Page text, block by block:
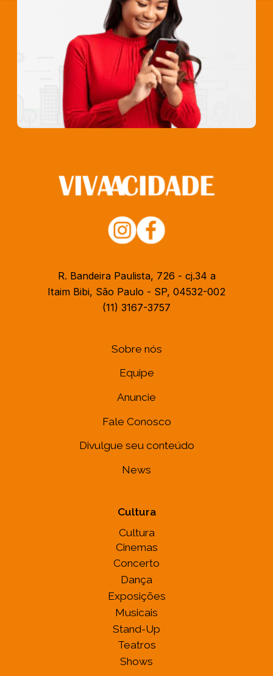
R. Bandeira Paulista, 726 - cj.34 a
Itaim Bibi, São Paulo - SP, 04532-002
(11) 3167-3757
Sobre nós
Equipe
Anuncie
Fale Conosco
Divulgue seu conteúdo
News
Cultura
Cultura
Cinemas
Concerto
Dança
Exposições
Musicais
Stand-Up
Teatros
Shows